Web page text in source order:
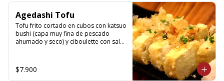
Agedashi Tofu
Tofu frito cortado en cubos con katsuo
bushi (capa muy fina de pescado
ahumado y seco) y ciboulette con salsa
$7.900